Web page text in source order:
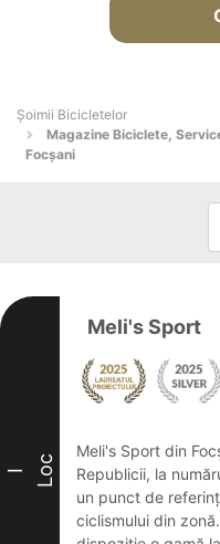
Șoimii Bicicletelor
Magazine Biciclete,
Focşani
I Loc
Meli's Sport
Meli's Sport din
Republicii, la
un punct de
ciclismului din